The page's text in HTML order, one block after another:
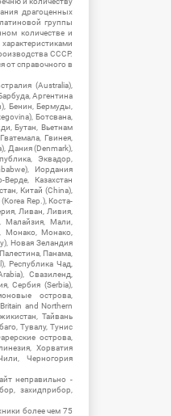
драгоценных
группы
количестве и
СССР.
от справочного в
(Australia),
Аргентина
Бенин, Бермуды,
Ботсвана,
Бутан, Вьетнам
Гвинея,
Дания (Denmark),
Эквадор,
Иордания
Казахстан
Китай (China),
Rep.), Коста-
Ливан, Ливия,
Малайзия, Мали,
Монако, Монако,
Новая Зеландия
Панама,
Республика Чад,
Свазиленд,
Сербия (Serbia),
острова,
and Northern
Тайвань
Тувалу, Тунис
острова,
Хорватия
Черногория
неправильно -
захидприбор,
более чем 75